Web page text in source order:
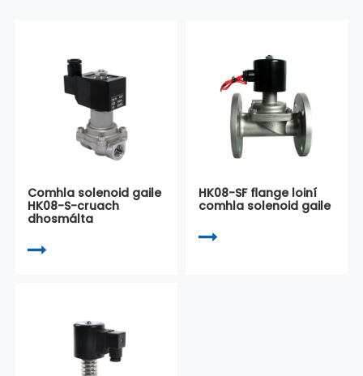
Comhla solenoid gaile
HK08-S-cruach
dhosmálta
HK08-SF flange loiní
comhla solenoid gaile